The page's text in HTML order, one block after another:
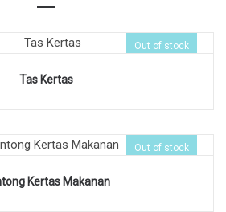
Out of stock
Tas Kertas
Out of stock
Kertas Makanan